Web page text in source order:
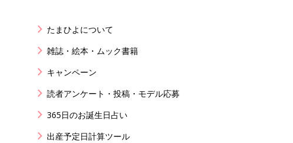
たまひよについて
雑誌・絵本・ムック書籍
キャンペーン
読者アンケート・投稿・モデル応募
365日のお誕生日占い
出産予定日計算ツール